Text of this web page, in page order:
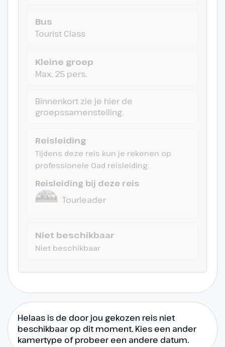
Dag 8
Naar huis
luchthaven van Ponta Delgada
voor een de terugvlucht naar
Amsterdam.
Bus
Tourist Class
Kleine groep
Max. 25 pers.
Binnenkort zie je hier de
groepssamenstelling.
Reisleiding
Tijdens deze reis kun je rekenen op
professionele Oad reisleiding.
Reisleiding bij deze reis
Tourleader
Niet beschikbaar
Niet beschikbaar
Helaas is de door jou gekozen reis niet
beschikbaar op dit moment. Kies een ander
kamertype of probeer een andere datum.